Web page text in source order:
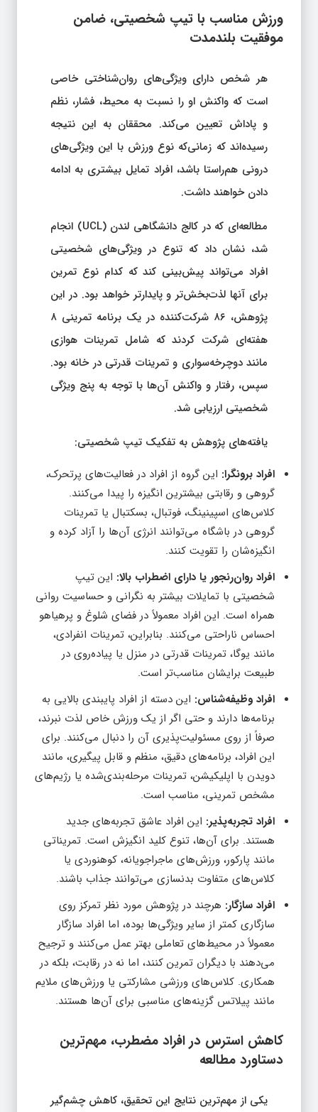
ورزش مناسب با تیپ شخصیتی، ضامن
موفقیت بلندمدت
هر شخص دارای ویژگی‌های روان‌شناختی خاصی
است که واکنش او را نسبت به محیط، فشار، نظم
و پاداش تعیین می‌کند. محققان به این نتیجه
رسیده‌اند که زمانی‌که نوع ورزش با این ویژگی‌های
درونی هم‌راستا باشد، افراد تمایل بیشتری به ادامه
دادن خواهند داشت.
مطالعه‌ای که در کالج دانشگاهی لندن (UCL) انجام
شد، نشان داد که تنوع در ویژگی‌های شخصیتی
افراد می‌تواند پیش‌بینی کند که کدام نوع تمرین
برای آنها لذت‌بخش‌تر و پایدارتر خواهد بود. در این
پژوهش، ۸۶ شرکت‌کننده در یک برنامه تمرینی ۸
هفته‌ای شرکت کردند که شامل تمرینات هوازی
مانند دوچرخه‌سواری و تمرینات قدرتی در خانه بود.
سپس، رفتار و واکنش آن‌ها با توجه به پنج ویژگی
شخصیتی ارزیابی شد.
یافته‌های پژوهش به تفکیک تیپ شخصیتی:
افراد برونگرا: این گروه از افراد در فعالیت‌های پرتحرک،
گروهی و رقابتی بیشترین انگیزه را پیدا می‌کنند.
کلاس‌های اسپینینگ، فوتبال، بسکتبال یا تمرینات
گروهی در باشگاه می‌توانند انرژی آن‌ها را آزاد کرده و
انگیزه‌شان را تقویت کنند.
افراد روان‌رنجور یا دارای اضطراب بالا: این تیپ
شخصیتی با تمایلات بیشتر به نگرانی و حساسیت روانی
همراه است. این افراد معمولاً در فضای شلوغ و پرهیاهو
احساس ناراحتی می‌کنند. بنابراین، تمرینات انفرادی،
مانند یوگا، تمرینات قدرتی در منزل یا پیاده‌روی در
طبیعت برایشان مناسب‌تر است.
افراد وظیفه‌شناس: این دسته از افراد پایبندی بالایی به
برنامه‌ها دارند و حتی اگر از یک ورزش خاص لذت نبرند،
صرفاً از روی مسئولیت‌پذیری آن را دنبال می‌کنند. برای
این افراد، برنامه‌های دقیق، منظم و قابل پیگیری، مانند
دویدن با اپلیکیشن، تمرینات مرحله‌بندی‌شده یا رژیم‌های
مشخص تمرینی، مناسب است.
افراد تجربه‌پذیر: این افراد عاشق تجربه‌های جدید
هستند. برای آن‌ها، تنوع کلید انگیزش است. تمریناتی
مانند پارکور، ورزش‌های ماجراجویانه، کوهنوردی یا
کلاس‌های متفاوت بدنسازی می‌توانند جذاب باشند.
افراد سازگار: هرچند در پژوهش مورد نظر تمرکز روی
سازگاری کمتر از سایر ویژگی‌ها بوده، اما افراد سازگار
معمولاً در محیط‌های تعاملی بهتر عمل می‌کنند و ترجیح
می‌دهند با دیگران تمرین کنند، اما نه در رقابت، بلکه در
همکاری. کلاس‌های ورزشی مشارکتی یا ورزش‌های ملایم
مانند پیلاتس گزینه‌های مناسبی برای آن‌ها هستند.
کاهش استرس در افراد مضطرب، مهم‌ترین
دستاورد مطالعه
یکی از مهم‌ترین نتایج این تحقیق، کاهش چشم‌گیر